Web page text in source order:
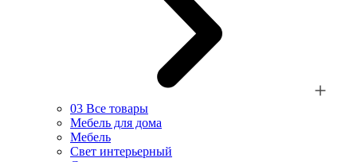
03 Все товары
Мебель для дома
Мебель
Свет интерьерный